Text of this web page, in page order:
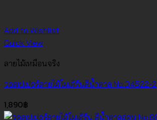
Add to Wishlist
Quick View
ลายไม้เหมือนจริง
วอลเปเปอร์ลายไม้โมเดิร์นสีน้ำตาล No.34522-2
1,890฿